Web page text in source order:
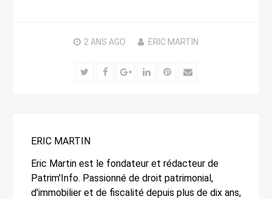
2 ANS AGO ERIC MARTIN
TwitterFacebookGoogle+
LinkedInPinterest
Email
ERIC MARTIN
Eric Martin est le fondateur et rédacteur de
Patrim'Info. Passionné de droit patrimonial,
d'immobilier et de fiscalité depuis plus de dix ans,